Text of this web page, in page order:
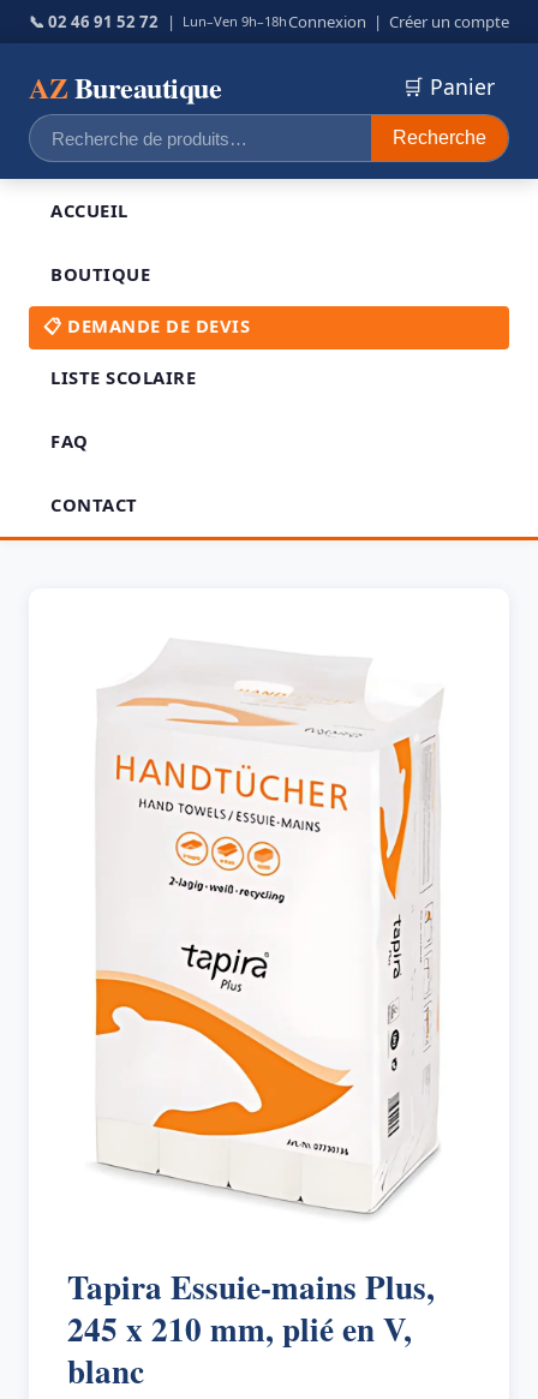
📞 02 46 91 52 72 | Lun–Ven 9h–18hConnexion | Créer un compte
AZBureautique
Recherche
pour :
Recherche
🛒 Panier
ACCUEIL
BOUTIQUE
📋 DEMANDE DE DEVIS
LISTE SCOLAIRE
FAQ
CONTACT
Tapira Essuie-mains Plus,
245 x 210 mm, plié en V,
blanc